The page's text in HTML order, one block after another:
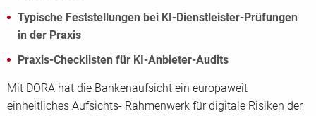
Typische Feststellungen bei KI-Dienstleister-Prüfungen
in der Praxis
Praxis-Checklisten für KI-Anbieter-Audits
Mit DORA hat die Bankenaufsicht ein europaweit
einheitliches Aufsichts- Rahmenwerk für digitale Risiken der